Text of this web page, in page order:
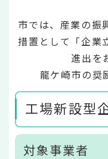
市では、産業の振
措置として「企業
進出を
龍ケ崎市の奨
工場新設型
対象事業者